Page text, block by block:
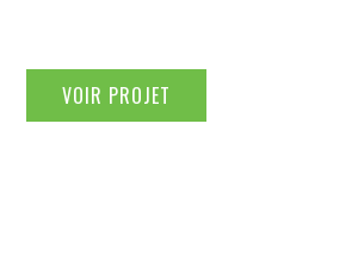
VOIR PROJET